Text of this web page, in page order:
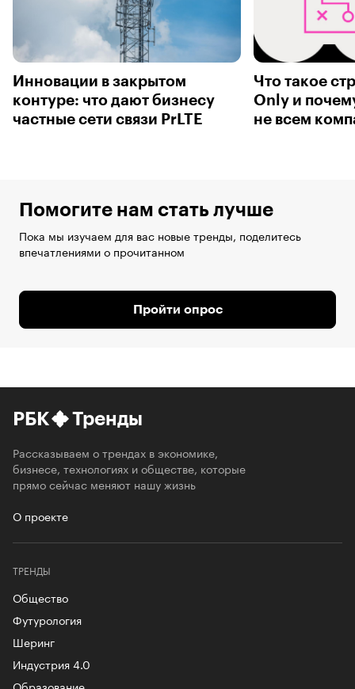
Инновации в закрытом
контуре: что дают бизнесу
частные сети связи PrLTE
Что такое
Only и
не всем
Помогите нам стать лучше
Пока мы изучаем для вас новые тренды, поделитесь
впечатлениями о прочитанном
Пройти опрос
РБК Тренды
Рассказываем о трендах в экономике,
бизнесе, технологиях и обществе, которые
прямо сейчас меняют нашу жизнь
О проекте
ТРЕНДЫ
Общество
Футурология
Шеринг
Индустрия 4.0